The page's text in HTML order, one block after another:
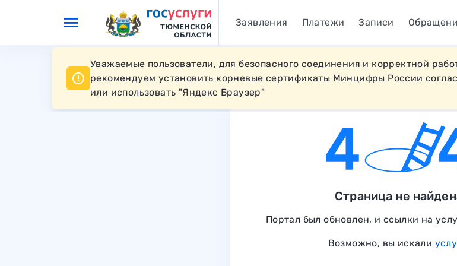
Перейти к основному контенту Заявления Платежи Записи
Уважаемые пользователи, для безопасного соединения и корректной
рекомендуем установить корневые сертификаты Минцифры России
или использовать "Яндекс Браузер"
Страница не
Портал был обновлен, и ссылки на
Возможно, вы искали